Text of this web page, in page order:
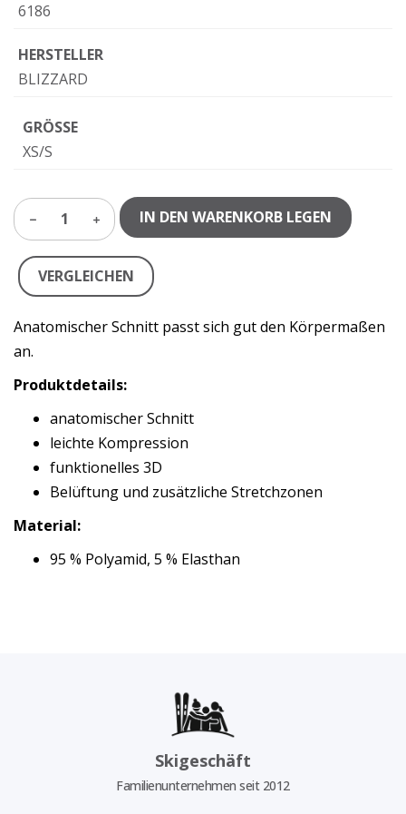
6186
HERSTELLER
BLIZZARD
GRÖSSE
XS/S
1 IN DEN WARENKORB LEGEN
VERGLEICHEN
Anatomischer Schnitt passt sich gut den Körpermaßen
an.
Produktdetails:
anatomischer Schnitt
leichte Kompression
funktionelles 3D
Belüftung und zusätzliche Stretchzonen
Material:
95 % Polyamid, 5 % Elasthan
Skigeschäft
Familienunternehmen seit 2012